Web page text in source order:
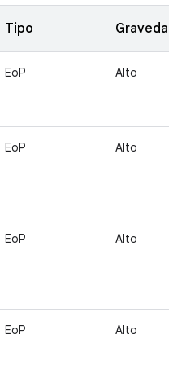
Tipo Gravedad
EoP Alto
EoP Alto
EoP Alto
EoP Alto